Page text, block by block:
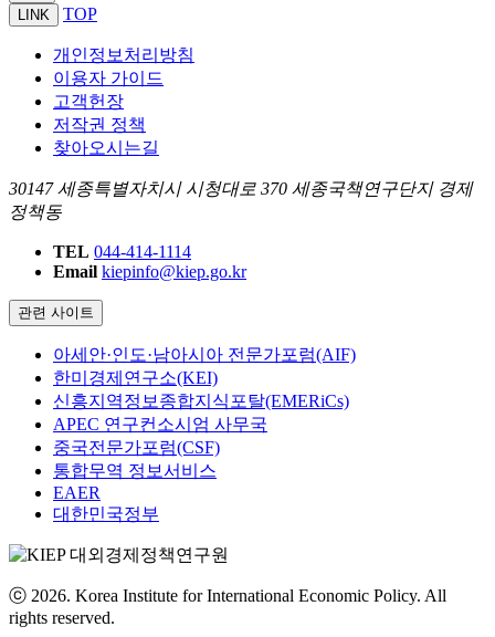
LINK TOP
개인정보처리방침
이용자 가이드
고객헌장
저작권 정책
찾아오시는길
30147 세종특별자치시 시청대로 370 세종국책연구단지 경제
정책동
TEL 044-414-1114
Email kiepinfo@kiep.go.kr
관련 사이트
아세안·인도·남아시아 전문가포럼(AIF)
한미경제연구소(KEI)
신흥지역정보종합지식포탈(EMERiCs)
APEC 연구컨소시엄 사무국
중국전문가포럼(CSF)
통합무역 정보서비스
EAER
대한민국정부
ⓒ 2026. Korea Institute for International Economic Policy. All
rights reserved.